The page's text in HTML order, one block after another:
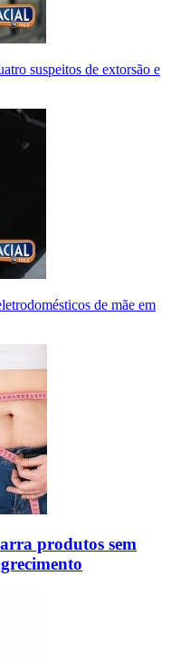
suspeitos de extorsão e
de mãe em
produtos sem